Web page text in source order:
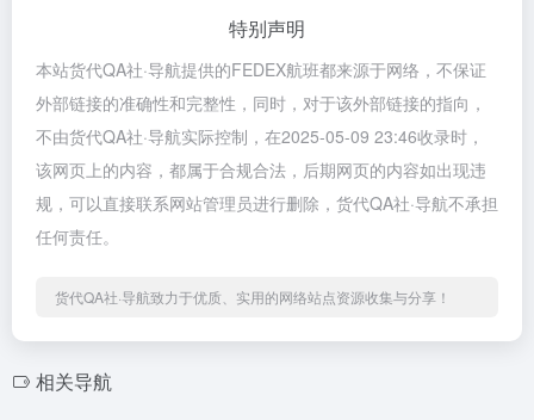
特别声明
本站货代QA社·导航提供的FEDEX航班都来源于网络，不保证
外部链接的准确性和完整性，同时，对于该外部链接的指向，
不由货代QA社·导航实际控制，在2025-05-09 23:46收录时，
该网页上的内容，都属于合规合法，后期网页的内容如出现违
规，可以直接联系网站管理员进行删除，货代QA社·导航不承担
任何责任。
货代QA社·导航致力于优质、实用的网络站点资源收集与分享！
相关导航